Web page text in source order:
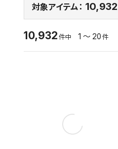
対象アイテム： 10,932
10,932 件中 1 ～ 20 件